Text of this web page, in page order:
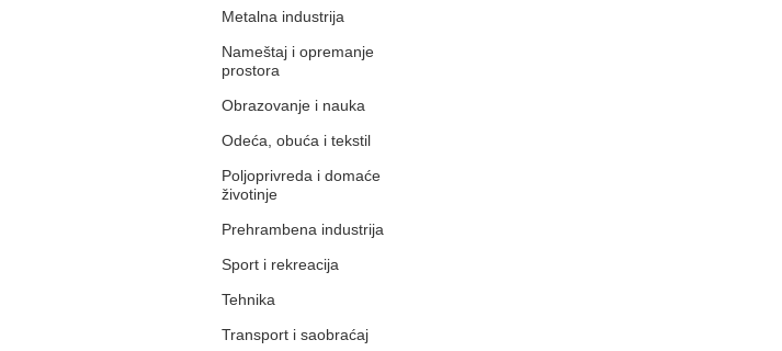
Metalna industrija
Nameštaj i opremanje
prostora
Obrazovanje i nauka
Odeća, obuća i tekstil
Poljoprivreda i domaće
životinje
Prehrambena industrija
Sport i rekreacija
Tehnika
Transport i saobraćaj